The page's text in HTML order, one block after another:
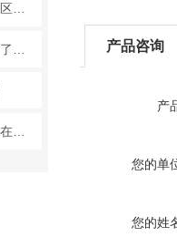
离子浓度测定仪的使用误区，请规避！
非金属超声波涂层测厚仪在塑料、玻璃、陶瓷等行业中的定制化解决方案
产品咨询
产
您的单
您的姓